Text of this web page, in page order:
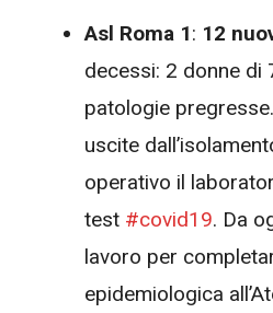
Asl Roma 1: 12
decessi: 2 donne di
patologie
uscite
operativo il
test #covid19. Da
lavoro per
epidemiologica